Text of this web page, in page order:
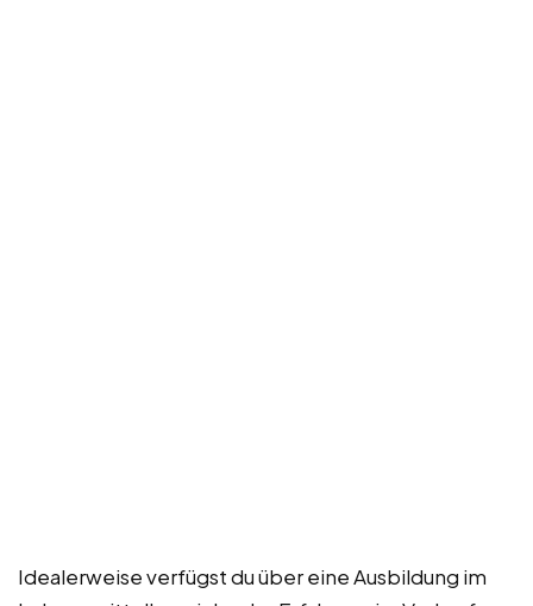
Idealerweise verfügst du über eine Ausbildung im